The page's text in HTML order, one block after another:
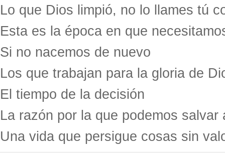
Lo que Dios limpió, no lo llames tú
Esta es la época en que
Si no nacemos de nuevo
Los que trabajan para la gloria de
El tiempo de la decisión
La razón por la que podemos salvar
Una vida que persigue cosas sin